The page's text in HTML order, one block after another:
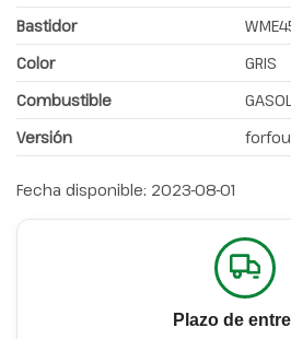
Bastidor
Color
GRIS
Combustible
Versión
Fecha disponible: 2023-08-01
Plazo de